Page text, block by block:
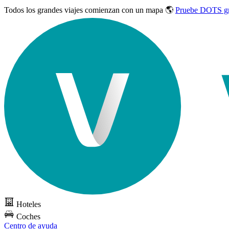
Todos los grandes viajes comienzan con un mapa 🌎 Pruebe DOTS
Hoteles
Coches
Centro de ayuda